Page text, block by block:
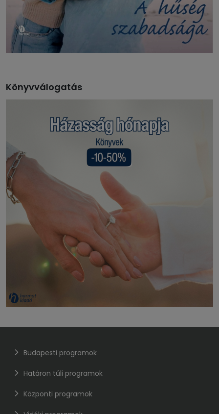
Könyvválogatás
Budapesti programok
Határon túli programok
Központi programok